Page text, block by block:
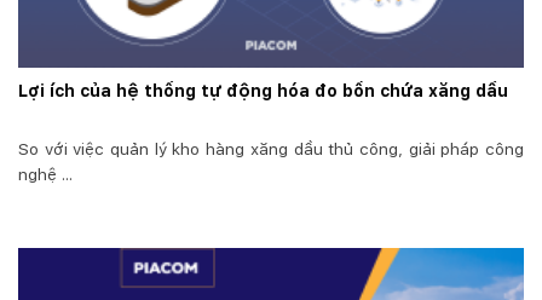
Lợi ích của hệ thống tự động hóa đo bồn chứa xăng dầu
So với việc quản lý kho hàng xăng dầu thủ công, giải pháp công
nghệ ...